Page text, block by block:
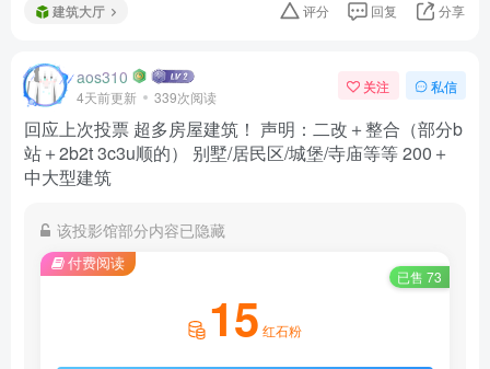
建筑大厅 评分 回复 分享
aos310
4天前更新 339次阅读
关注 私信
回应上次投票 超多房屋建筑！ 声明：二改＋整合（部分b
站＋2b2t 3c3u顺的） 别墅/居民区/城堡/寺庙等等 200＋
中大型建筑
该投影馆部分内容已隐藏
付费阅读
已售 73
15 红石粉